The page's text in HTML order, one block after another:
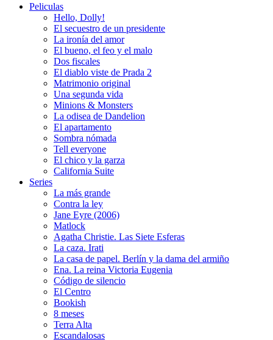
Peliculas
Hello, Dolly!
El secuestro de un presidente
La ironía del amor
El bueno, el feo y el malo
Dos fiscales
El diablo viste de Prada 2
Matrimonio original
Una segunda vida
Minions & Monsters
La odisea de Dandelion
El apartamento
Sombra nómada
Tell everyone
El chico y la garza
California Suite
Series
La más grande
Contra la ley
Jane Eyre (2006)
Matlock
Agatha Christie. Las Siete Esferas
La caza. Irati
La casa de papel. Berlín y la dama del armiño
Ena. La reina Victoria Eugenia
Código de silencio
El Centro
Bookish
8 meses
Terra Alta
Escandalosas